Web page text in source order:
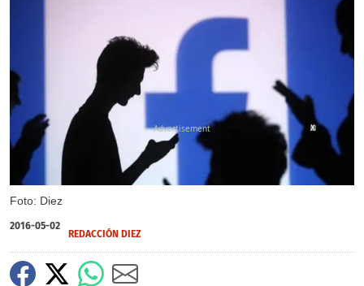
Foto: Diez
X
2016-05-02
REDACCIÓN DIEZ